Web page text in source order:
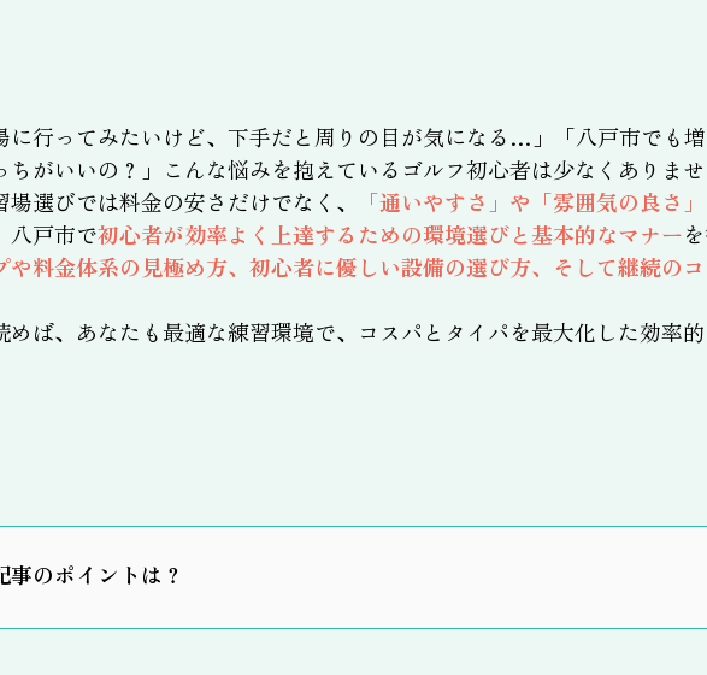
に行ってみたいけど、下手だと周りの目が気になる…」「八戸市でも
ちがいいの？」こんな悩みを抱えているゴルフ初心者は少なくありま
選びでは料金の安さだけでなく、
「通いやすさ」や「雰囲気の良さ
八戸市で初心者が効率よく上達するための環境選びと基本的なマナー
や料金体系の見極め方、初心者に優しい設備の選び方、そして継続の
めば、あなたも最適な練習環境で、コスパとタイパを最大化した効率
事のポイントは？